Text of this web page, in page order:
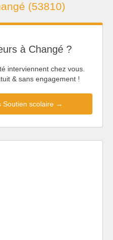
(53810)
à Changé ?
interviennent chez vous.
& sans engagement !
Soutien scolaire →